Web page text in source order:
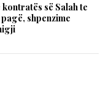
së Salah te
shpenzime